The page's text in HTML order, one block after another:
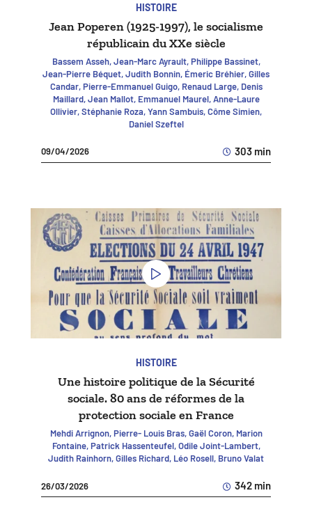
HISTOIRE
Jean Poperen (1925-1997), le socialisme
républicain du XXe siècle
Bassem Asseh, Jean-Marc Ayrault, Philippe Bassinet,
Jean-Pierre Béquet, Judith Bonnin, Émeric Bréhier, Gilles
Candar, Pierre-Emmanuel Guigo, Renaud Large, Denis
Maillard, Jean Mallot, Emmanuel Maurel, Anne-Laure
Ollivier, Stéphanie Roza, Yann Sambuis, Côme Simien,
Daniel Szeftel
09/04/2026 303 min
HISTOIRE
Une histoire politique de la Sécurité
sociale. 80 ans de réformes de la
protection sociale en France
Mehdi Arrignon, Pierre- Louis Bras, Gaël Coron, Marion
Fontaine, Patrick Hassenteufel, Odile Joint-Lambert,
Judith Rainhorn, Gilles Richard, Léo Rosell, Bruno Valat
26/03/2026 342 min